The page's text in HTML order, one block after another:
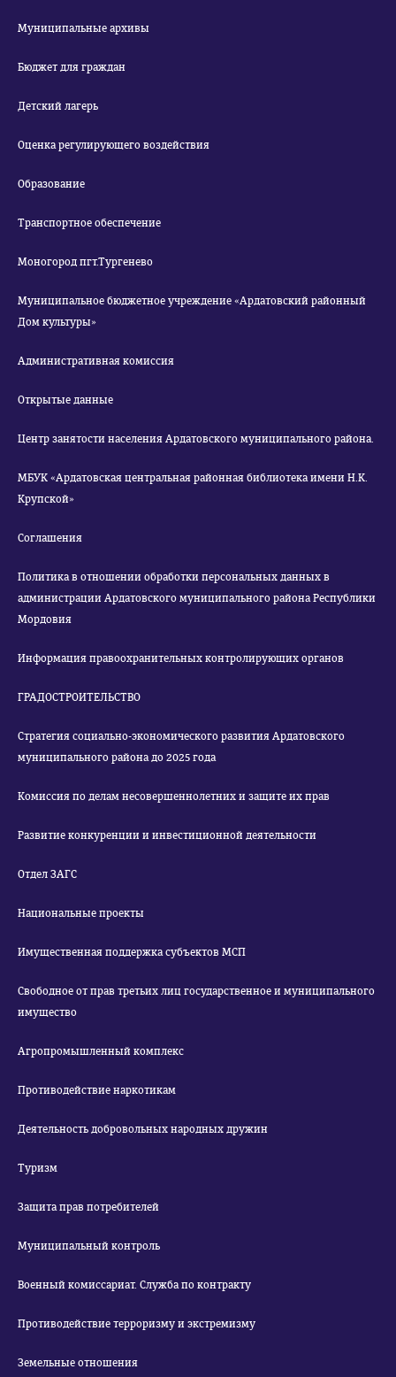
Муниципальные архивы
Бюджет для граждан
Детский лагерь
Оценка регулирующего воздействия
Образование
Транспортное обеспечение
Моногород пгт.Тургенево
Муниципальное бюджетное учреждение «Ардатовский районный
Дом культуры»
Административная комиссия
Открытые данные
Центр занятости населения Ардатовского муниципального района.
МБУК «Ардатовская центральная районная библиотека имени Н.К.
Крупской»
Соглашения
Политика в отношении обработки персональных данных в
администрации Ардатовского муниципального района Республики
Мордовия
Информация правоохранительных контролирующих органов
ГРАДОСТРОИТЕЛЬСТВО
Стратегия социально-экономического развития Ардатовского
муниципального района до 2025 года
Комиссия по делам несовершеннолетних и защите их прав
Развитие конкуренции и инвестиционной деятельности
Отдел ЗАГС
Национальные проекты
Имущественная поддержка субъектов МСП
Свободное от прав третьих лиц государственное и муниципального
имущество
Агропромышленный комплекс
Противодействие наркотикам
Деятельность добровольных народных дружин
Туризм
Защита прав потребителей
Муниципальный контроль
Военный комиссариат. Служба по контракту
Противодействие терроризму и экстремизму
Земельные отношения